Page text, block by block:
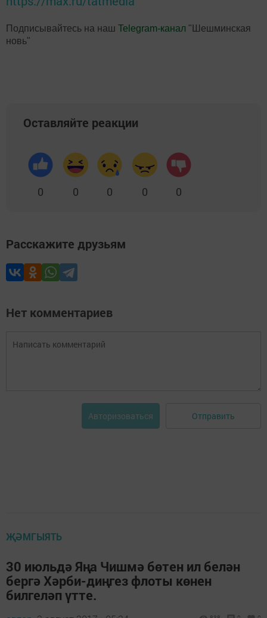
Подписывайтесь на наш Telegram-канал "Шешминская
новь"
Оставляйте реакции
0 0 0 0 0
Расскажите друзьям
Нет комментариев
Авторизоваться Отправить
ҖӘМГЫЯТЬ
30 июльдә Яңа Чишмә бөтен ил белән
бергә Хәрби-диңгез флоты көнен
билгеләп үтте.